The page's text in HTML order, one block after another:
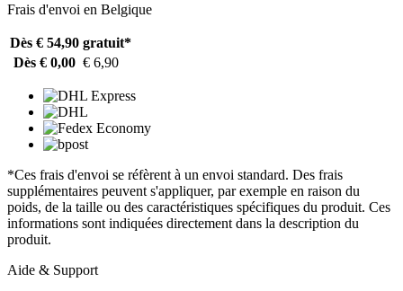
Frais d'envoi en Belgique
Dès € 54,90 gratuit*
Dès € 0,00 € 6,90
*Ces frais d'envoi se réfèrent à un envoi standard. Des frais
supplémentaires peuvent s'appliquer, par exemple en raison du
poids, de la taille ou des caractéristiques spécifiques du produit. Ces
informations sont indiquées directement dans la description du
produit.
Aide & Support